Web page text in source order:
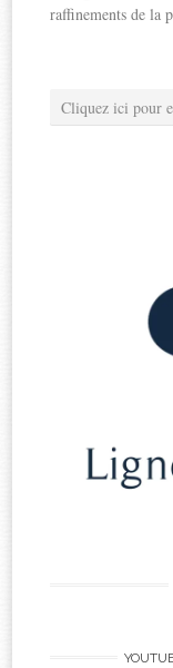
raffinements de la
Cliquez ici pour